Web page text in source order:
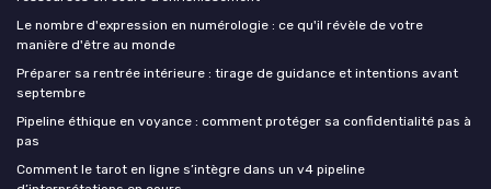
Le nombre d'expression en numérologie : ce qu'il révèle de votre
manière d'être au monde
Préparer sa rentrée intérieure : tirage de guidance et intentions avant
septembre
Pipeline éthique en voyance : comment protéger sa confidentialité pas à
pas
Comment le tarot en ligne s’intègre dans un v4 pipeline